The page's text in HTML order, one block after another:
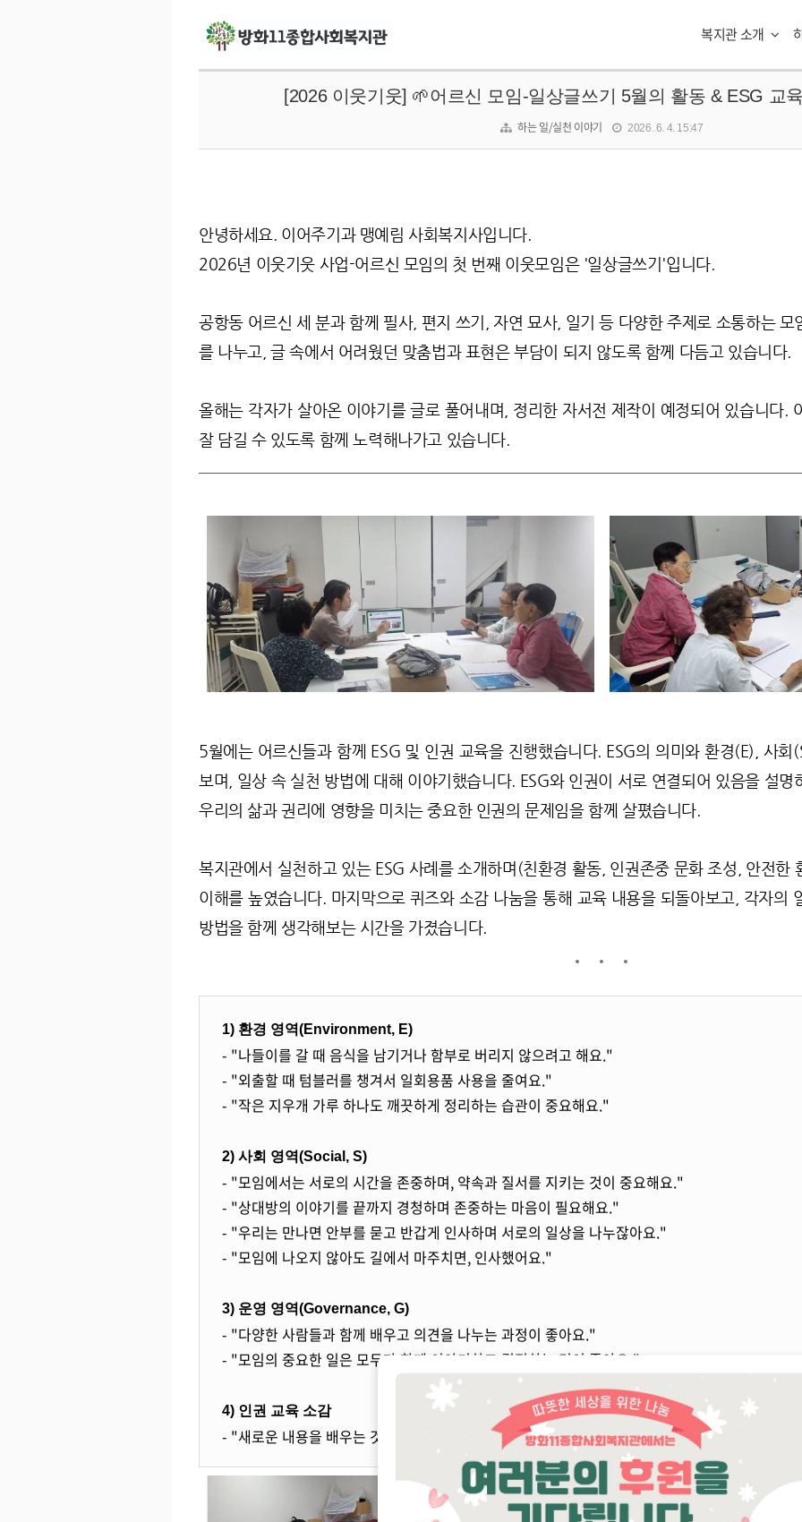
복지관 소개
[2026 이웃기웃] 🌱어르신 모임-일상글쓰기 5월의 활동 & ESG 교
하는 일/실천 이야기 2026. 6. 4. 15:47
안녕하세요. 이어주기과 맹예림 사회복지사입니다.
2026년 이웃기웃 사업-어르신 모임의 첫 번째 이웃모임은 '일상글쓰기'입니다.
공항동 어르신 세 분과 함께 필사, 편지 쓰기, 자연 묘사, 일기 등 다양한 주제로 소통하는 모
를 나누고, 글 속에서 어려웠던 맞춤법과 표현은 부담이 되지 않도록 함께 다듬고 있습니다.
올해는 각자가 살아온 이야기를 글로 풀어내며, 정리한 자서전 제작이 예정되어 있습니다.
잘 담길 수 있도록 함께 노력해나가고 있습니다.
5월에는 어르신들과 함께 ESG 및 인권 교육을 진행했습니다. ESG의 의미와 환경(E), 사
보며, 일상 속 실천 방법에 대해 이야기했습니다. ESG와 인권이 서로 연결되어 있음을 설명
우리의 삶과 권리에 영향을 미치는 중요한 인권의 문제임을 함께 살폈습니다.
복지관에서 실천하고 있는 ESG 사례를 소개하며(친환경 활동, 인권존중 문화 조성, 안전한
이해를 높였습니다. 마지막으로 퀴즈와 소감 나눔을 통해 교육 내용을 되돌아보고, 각자의
방법을 함께 생각해보는 시간을 가졌습니다.
1) 환경 영역(Environment, E)
- "나들이를 갈 때 음식을 남기거나 함부로 버리지 않으려고 해요."
- "외출할 때 텀블러를 챙겨서 일회용품 사용을 줄여요."
- "작은 지우개 가루 하나도 깨끗하게 정리하는 습관이 중요해요."
2) 사회 영역(Social, S)
- "모임에서는 서로의 시간을 존중하며, 약속과 질서를 지키는 것이 중요해요."
- "상대방의 이야기를 끝까지 경청하며 존중하는 마음이 필요해요."
- "우리는 만나면 안부를 묻고 반갑게 인사하며 서로의 일상을 나누잖아요."
- "모임에 나오지 않아도 길에서 마주치면, 인사했어요."
3) 운영 영역(Governance, G)
- "다양한 사람들과 함께 배우고 의견을 나누는 과정이 좋아요."
- "모임의 중요한 일은 모두가 함께 이야기하고 결정하는 것이 좋아요."
4) 인권 교육 소감
- "새로운 내용을 배우는 것도 좋았고, 이런 내용으로 이야기 나눌 수 있어서 좋았어요."